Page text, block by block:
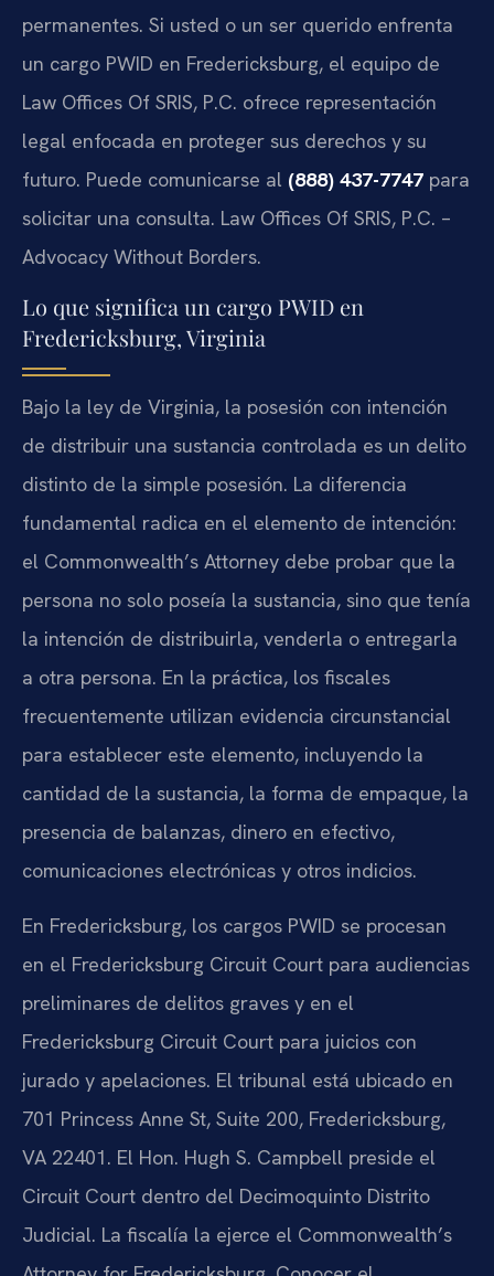
permanentes. Si usted o un ser querido enfrenta
un cargo PWID en Fredericksburg, el equipo de
Law Offices Of SRIS, P.C. ofrece representación
legal enfocada en proteger sus derechos y su
futuro. Puede comunicarse al (888) 437-7747 para
solicitar una consulta. Law Offices Of SRIS, P.C. –
Advocacy Without Borders.
Lo que significa un cargo PWID en
Fredericksburg, Virginia
Bajo la ley de Virginia, la posesión con intención
de distribuir una sustancia controlada es un delito
distinto de la simple posesión. La diferencia
fundamental radica en el elemento de intención:
el Commonwealth’s Attorney debe probar que la
persona no solo poseía la sustancia, sino que tenía
la intención de distribuirla, venderla o entregarla
a otra persona. En la práctica, los fiscales
frecuentemente utilizan evidencia circunstancial
para establecer este elemento, incluyendo la
cantidad de la sustancia, la forma de empaque, la
presencia de balanzas, dinero en efectivo,
comunicaciones electrónicas y otros indicios.
En Fredericksburg, los cargos PWID se procesan
en el Fredericksburg Circuit Court para audiencias
preliminares de delitos graves y en el
Fredericksburg Circuit Court para juicios con
jurado y apelaciones. El tribunal está ubicado en
701 Princess Anne St, Suite 200, Fredericksburg,
VA 22401. El Hon. Hugh S. Campbell preside el
Circuit Court dentro del Decimoquinto Distrito
Judicial. La fiscalía la ejerce el Commonwealth’s